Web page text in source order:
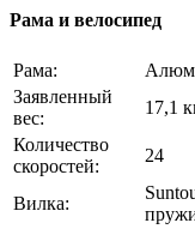
Рама и велосипед
Рама:
Заявленный
вес:
17,1
Количество
скоростей:
24
Вилка: